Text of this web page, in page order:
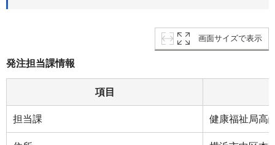
画面サイズで表示
発注担当課情報
項目
担当課 健康福祉局高